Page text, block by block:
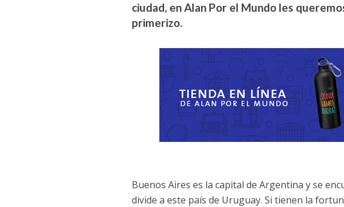
ciudad, en Alan Por el Mundo les
primerizo.
Buenos Aires es la capital de Argentina y se
divide a este país de Uruguay. Si tienen la